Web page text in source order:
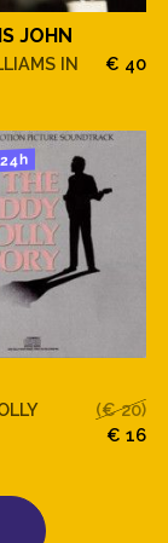
JOHN
IN
€ 40
(€ 20)
€ 16